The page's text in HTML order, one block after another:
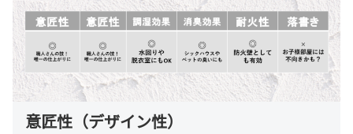
意匠性（デザイン性）